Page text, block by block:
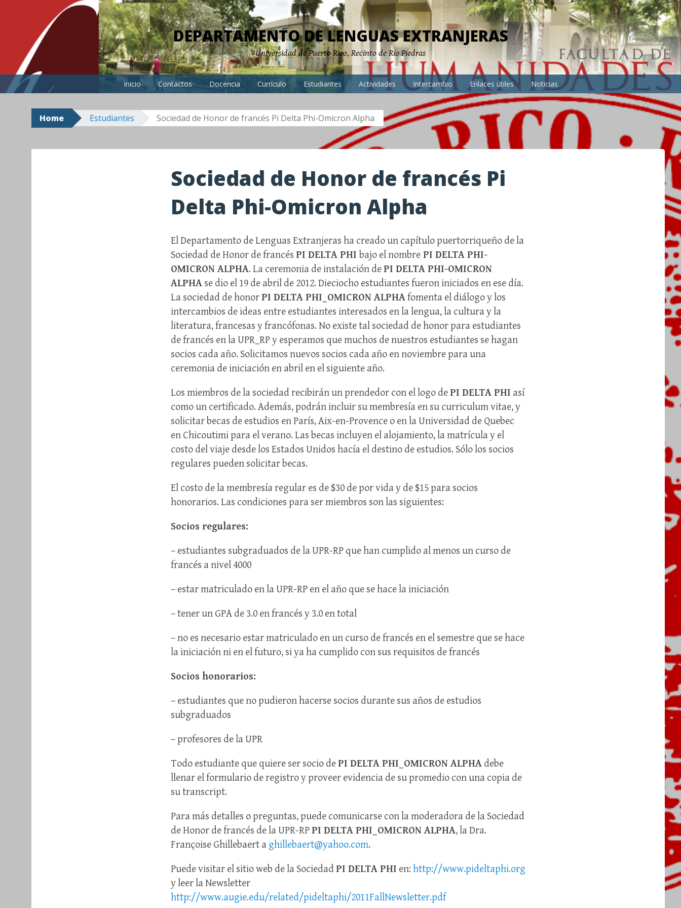
DEPARTAMENTO DE LENGUAS EXTRANJERAS
Universidad de Puerto Rico, Recinto de Río Piedras
Inicio Contactos Docencia Currículo Estudiantes Actividades Intercambio Enlaces útiles Noticias
Home Estudiantes Sociedad de Honor de francés Pi Delta Phi-Omicron Alpha
Sociedad de Honor de francés Pi
Delta Phi-Omicron Alpha
El Departamento de Lenguas Extranjeras ha creado un capítulo puertorriqueño de la
Sociedad de Honor de francés PI DELTA PHI bajo el nombre PI DELTA PHI-
OMICRON ALPHA. La ceremonia de instalación dePI DELTA PHI-OMICRON
ALPHA se dio el 19 de abril de 2012. Dieciocho estudiantes fueron iniciados en ese día.
La sociedad de honorPI DELTA PHI_OMICRON ALPHAfomenta el diálogo y los
intercambios de ideas entre estudiantes interesados en la lengua, la cultura y la
literatura, francesas y francófonas. No existe tal sociedad de honor para estudiantes
de francés en la UPR_RP y esperamos que muchos de nuestros estudiantes se hagan
socios cada año. Solicitamos nuevos socios cada año en noviembre para una
ceremonia de iniciación en abril en el siguiente año.
Los miembros de la sociedad recibirán un prendedor con el logo dePI DELTA PHI así
como un certificado. Además, podrán incluir su membresía en su curriculum vitae, y
solicitar becas de estudios en París, Aix-en-Provence o en la Universidad de Quebec
en Chicoutimi para el verano. Las becas incluyen el alojamiento, la matrícula y el
costo del viaje desde los Estados Unidos hacía el destino de estudios. Sólo los socios
regulares pueden solicitar becas.
El costo de la membresía regular es de $30 de por vida y de $15 para socios
honorarios. Las condiciones para ser miembros son las siguientes:
Socios regulares:
– estudiantes subgraduados de la UPR-RP que han cumplido al menos un curso de
francés a nivel 4000
– estar matriculado en la UPR-RP en el año que se hace la iniciación
– tener un GPA de 3.0 en francés y 3.0 en total
– no es necesario estar matriculado en un curso de francés en el semestre que se hace
la iniciación ni en el futuro, si ya ha cumplido con sus requisitos de francés
Socios honorarios:
– estudiantes que no pudieron hacerse socios durante sus años de estudios
subgraduados
– profesores de la UPR
Todo estudiante que quiere ser socio dePI DELTA PHI_OMICRON ALPHA debe
llenar el formulario de registro y proveer evidencia de su promedio con una copia de
su transcript.
Para más detalles o preguntas, puede comunicarse con la moderadora de la Sociedad
de Honor de francés de la UPR-RPPI DELTA PHI_OMICRON ALPHA, la Dra.
Françoise Ghillebaert a ghillebaert@yahoo.com.
Puede visitar el sitio web de la SociedadPI DELTA PHI en: http://www.pideltaphi.org
y leer la Newsletter
http://www.augie.edu/related/pideltaphi/2011FallNewsletter.pdf